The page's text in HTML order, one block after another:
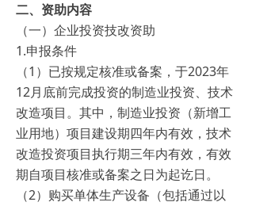
二、资助内容
（一）企业投资技改资助
1.申报条件
（1）已按规定核准或备案，于2023年
12月底前完成投资的制造业投资、技术
改造项目。其中，制造业投资（新增工
业用地）项目建设期四年内有效，技术
改造投资项目执行期三年内有效，有效
期自项目核准或备案之日为起讫日。
（2）购买单体生产设备（包括通过以